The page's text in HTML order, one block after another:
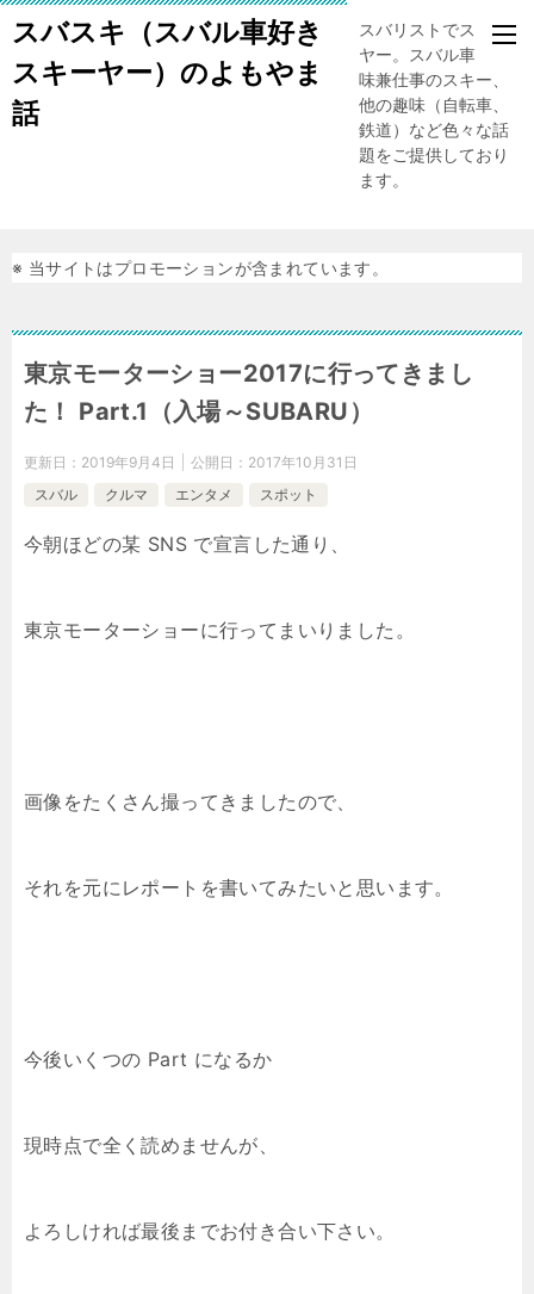
スバスキ（スバル車好き
スキーヤー）のよもやま
話
スバリストでスキー
ヤー。スバル車、趣
味兼仕事のスキー、
他の趣味（自転車、
鉄道）など色々な話
題をご提供しており
ます。
※ 当サイトはプロモーションが含まれています。
東京モーターショー2017に行ってきまし
た！ Part.1（入場～SUBARU）
更新日： 2019年9月4日 公開日： 2017年10月31日
スバル
クルマ エンタメ スポット
今朝ほどの某 SNS で宣言した通り、
東京モーターショーに行ってまいりました。
画像をたくさん撮ってきましたので、
それを元にレポートを書いてみたいと思います。
今後いくつの Part になるか
現時点で全く読めませんが、
よろしければ最後までお付き合い下さい。